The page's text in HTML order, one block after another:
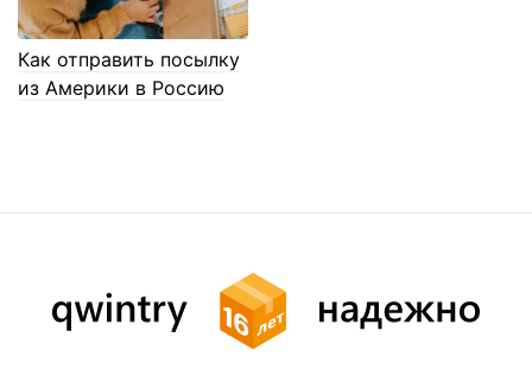
Как отправить посылку
из Америки в Россию